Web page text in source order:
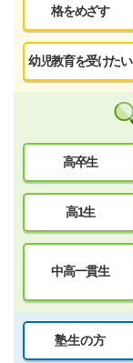
格をめざす
幼児教育を受けたい
高卒生
高1生
中高一貫生
塾生の方